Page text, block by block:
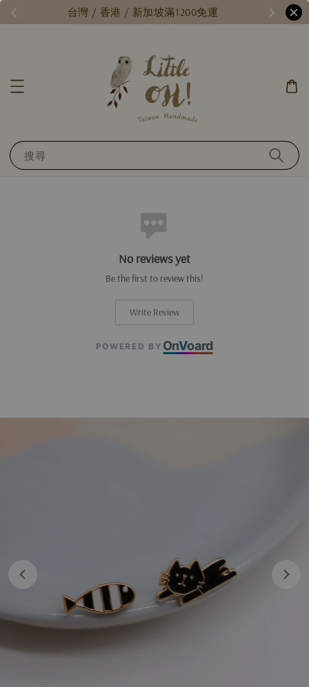
台灣 / 香港 / 新加坡滿1200免運
搜尋
No reviews yet
Be the first to review this!
Write Review
POWERED BY OnVoard